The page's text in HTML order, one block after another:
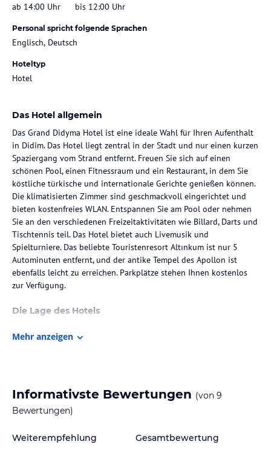
ab 14:00 Uhr bis 12:00 Uhr
Personal spricht folgende Sprachen
Englisch, Deutsch
Hoteltyp
Hotel
Das Hotel allgemein
Das Grand Didyma Hotel ist eine ideale Wahl für Ihren Aufenthalt
in Didim. Das Hotel liegt zentral in der Stadt und nur einen kurzen
Spaziergang vom Strand entfernt. Freuen Sie sich auf einen
schönen Pool, einen Fitnessraum und ein Restaurant, in dem Sie
köstliche türkische und internationale Gerichte genießen können.
Die klimatisierten Zimmer sind geschmackvoll eingerichtet und
bieten kostenfreies WLAN. Entspannen Sie am Pool oder nehmen
Sie an den verschiedenen Freizeitaktivitäten wie Billard, Darts und
Tischtennis teil. Das Hotel bietet auch Livemusik und
Spielturniere. Das beliebte Touristenresort Altınkum ist nur 5
Autominuten entfernt, und der antike Tempel des Apollon ist
ebenfalls leicht zu erreichen. Parkplätze stehen Ihnen kostenlos
zur Verfügung.
Die Lage des Hotels
350 m vom Strand entfernt. Es ist eine ausgezeichnete Wahl für
Altınkum, bekannt für seine schönen Strände und das lebhafte
Nachtleben, ist nur 5 Autominuten entfernt. Der antike Tempel des
Apollon, ein beeindruckendes historisches Denkmal, ist ebenfalls
Mehr anzeigen
Informativste Bewertungen (von 9
Bewertungen)
Weiterempfehlung Gesamtbewertung